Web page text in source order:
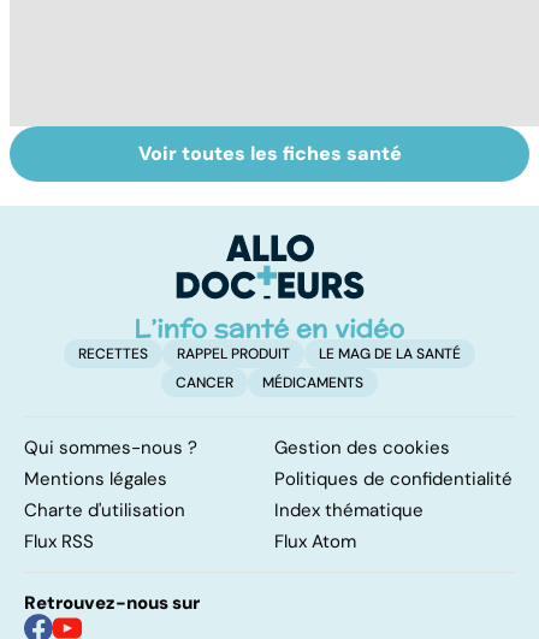
Variole du singe :
symptômes,
La tuberculose
pulmonaire
Voir toutes les fiches santé
RECETTES RAPPEL PRODUIT
LE MAG DE LA SANTÉ
CANCER
MÉDICAMENTS
Qui sommes-nous ?
Gestion des cookies
Mentions légales
Politiques de confidentialité
Charte d'utilisation
Index thématique
Flux RSS
Flux Atom
Retrouvez-nous sur